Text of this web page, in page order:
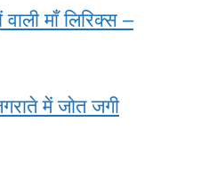
माँ लिरिक्स –
में जोत जगी